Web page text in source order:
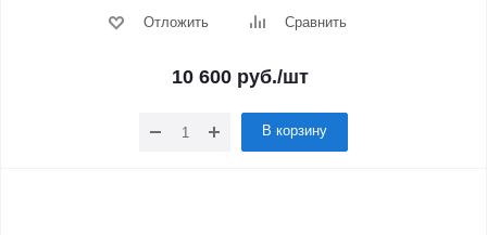
Отложить Сравнить
10 600руб./шт
В корзину